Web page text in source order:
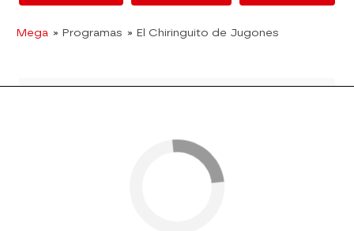
Mega » Programas » El Chiringuito de Jugones